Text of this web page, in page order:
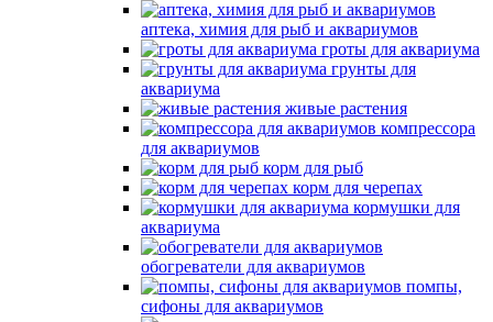
аптека, химия для рыб и аквариумов
гроты для аквариума
грунты для
аквариума
живые растения
компрессора
для аквариумов
корм для рыб
корм для черепах
кормушки для
аквариума
обогреватели для аквариумов
помпы,
сифоны для аквариумов